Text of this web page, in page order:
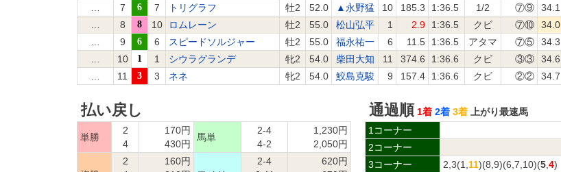
7 6 7 トリグラフ 牡2 52.0 ▲永野猛 10 185.3 1:36.5 1/2 ⑦⑨ 34.1
8 8 10 ロムレーン 牡2 55.0 松山弘平 1 2.9 1:36.5 クビ ⑦⑩ 34.0
9 6 6 スピードソルジャー 牡2 55.0 福永祐一 6 11.5 1:36.5 アタマ ⑦⑤ 34.3
10 1 1 シウラグランデ 牝2 54.0 柴田大知 11 374.6 1:36.6 クビ ③③ 34.6
11 3 3 ネネ 牝2 54.0 鮫島克駿 9 157.4 1:36.6 クビ ②② 34.7
払い戻し
単勝
2
4
170円
430円
馬単
2-4
4-2
1,230円
2,050円
2
160円
2-4
620円
通過順 1着 2着 3着
上がり最速馬
1コーナー
2コーナー
3コーナー
2,3(1, 11)(8,9)(6,7,10)(5 4)